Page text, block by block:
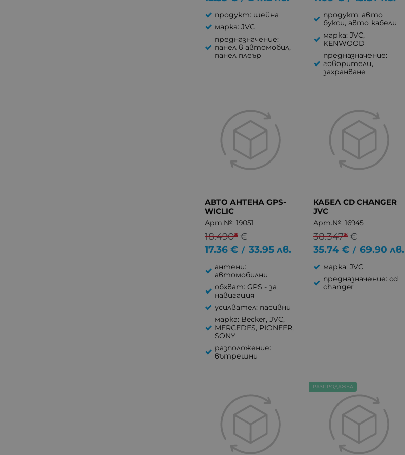
продукт: шейна
марка: JVC
предназначение:
панел в автомобил,
панел плеър
продукт: авто
букси, авто кабели
марка: JVC,
KENWOOD
предназначение:
говорители,
захранване
АВТО АНТЕНА GPS-
WICLIC
Арт.№: 19051
18.490*€
17.36 € / 33.95 лв.
антени:
автомобилни
обхват: GPS - за
навигация
усилвател: пасивни
марка: Becker, JVC,
MERCEDES, PIONEER,
SONY
разположение:
вътрешни
КАБЕЛ CD CHANGER
JVC
Арт.№: 16945
38.347*€
35.74 € / 69.90 лв.
марка: JVC
предназначение: cd
changer
РАЗПРОДАЖБА